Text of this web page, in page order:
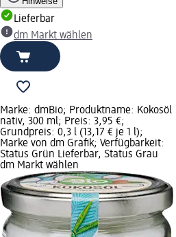
Lieferbar
dm Markt wählen
Marke: dmBio; Produktname: Kokosöl
nativ, 300 ml; Preis: 3,95 €;
Grundpreis: 0,3 l (13,17 € je 1 l);
Marke von dm Grafik; Verfügbarkeit:
Status Grün Lieferbar, Status Grau
dm Markt wählen